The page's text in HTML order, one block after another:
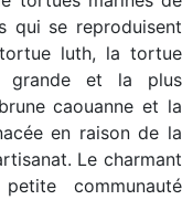
qui se reproduisent
luth, la tortue
grande et la plus
caouanne et la
en raison de la
Le charmant
communauté